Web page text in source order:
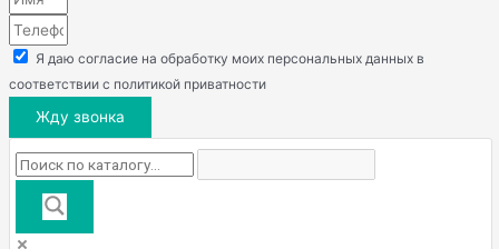
Я даю согласие на обработку моих персональных данных в
соответствии с политикой приватности
Жду звонка